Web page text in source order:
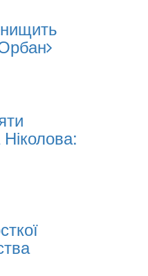
погіршенням
на війну